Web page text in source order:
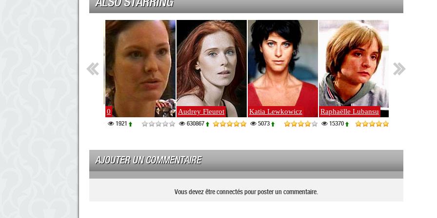
0
1921
Audrey Fleurot
630867
Katia Lewkowicz
5073
Raphaëlle Lubansu
15370
AJOUTER UN COMMENTAIRE
Vous devez être connectés pour poster un commentaire.